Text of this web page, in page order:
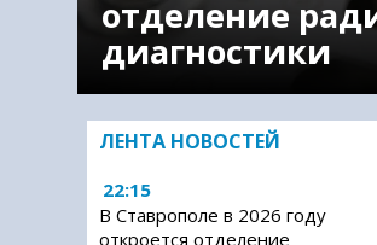
отделение
диагностики
ЛЕНТА НОВОСТЕЙ
22:15
В Ставрополе в 2026 году
откроется отделение